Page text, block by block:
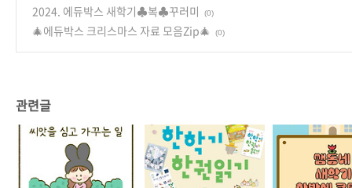
2024. 에듀박스 새학기♣︎복♣︎꾸러미 (0)
🎄에듀박스 크리스마스 자료 모음Zip🎄 (0)
관련글